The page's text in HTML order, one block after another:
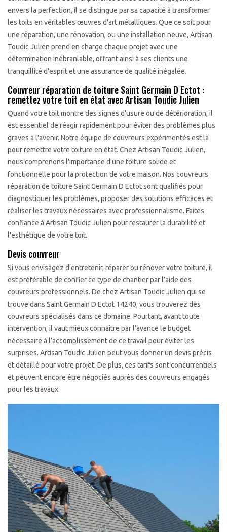
envers la perfection, il se distingue par sa capacité à transformer
les toits en véritables œuvres d'art métalliques. Que ce soit pour
une réparation, une rénovation, ou une installation neuve, Artisan
Toudic Julien prend en charge chaque projet avec une
détermination inébranlable, offrant ainsi à ses clients une
tranquillité d'esprit et une assurance de qualité inégalée.
Couvreur réparation de toiture Saint Germain D Ectot :
remettez votre toit en état avec Artisan Toudic Julien
Quand votre toit montre des signes d'usure ou de détérioration, il
est essentiel de réagir rapidement pour éviter des problèmes plus
graves à l'avenir. Notre équipe de couvreurs expérimentés est là
pour remettre votre toiture en état. Chez Artisan Toudic Julien,
nous comprenons l'importance d'une toiture solide et
fonctionnelle pour la protection de votre maison. Nos couvreurs
réparation de toiture Saint Germain D Ectot sont qualifiés pour
diagnostiquer les problèmes, proposer des solutions efficaces et
réaliser les travaux nécessaires avec professionnalisme. Faites
confiance à Artisan Toudic Julien pour restaurer la durabilité et
l'esthétique de votre toit.
Devis couvreur
Si vous envisagez d’entretenir, réparer ou rénover votre toiture, il
est préférable de confier ce type de chantier par l’aide des
couvreurs professionnels. De chez Artisan Toudic Julien qui se
trouve dans Saint Germain D Ectot 14240, vous trouverez des
couvreurs spécialisés dans ce domaine. Pourtant, avant toute
intervention, il vaut mieux connaître par l’avance le budget
nécessaire à l’accomplissement de ce travail pour éviter les
surprises. Artisan Toudic Julien peut vous donner un devis précis
et détaillé pour votre projet. De plus, ces tarifs sont concurrentiels
et peuvent encore être négociés auprès des couvreurs engagés
pour les travaux.